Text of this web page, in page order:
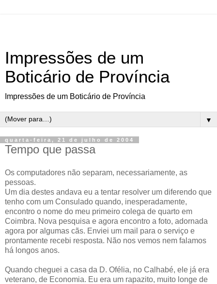
Impressões de um
Boticário de Província
Impressões de um Boticário de Província
▼
quarta-feira, 21 de julho de 2004
Tempo que passa
Os computadores não separam, necessariamente, as
pessoas.
Um dia destes andava eu a tentar resolver um diferendo que
tenho com um Consulado quando, inesperadamente,
encontro o nome do meu primeiro colega de quarto em
Coimbra. Nova pesquisa e agora encontro a foto, adornada
agora por algumas cãs. Enviei um mail para o serviço e
prontamente recebi resposta. Não nos vemos nem falamos
há longos anos.
Quando cheguei a casa da D. Ofélia, no Calhabé, ele já era
veterano, de Economia. Eu era um rapazito, muito longe de